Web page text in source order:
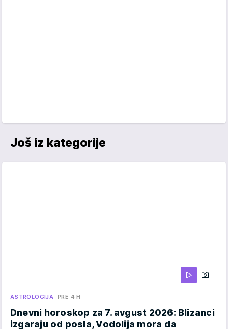
Još iz kategorije
ASTROLOGIJA PRE 4 H
Dnevni horoskop za 7. avgust 2026: Blizanci
izgaraju od posla, Vodolija mora da